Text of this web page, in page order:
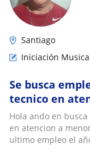
Santiago
Iniciación
Se busca
tecnico en
de eduaccion
Hola ando en
en atencion a
ultimo empleo el